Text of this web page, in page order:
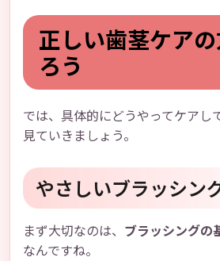
正しい歯茎ケア
ろう
では、具体的にどうやってケアし
見ていきましょう。
やさしいブラッシン
まず大切なのは、 ブラッシングの
なんですね。